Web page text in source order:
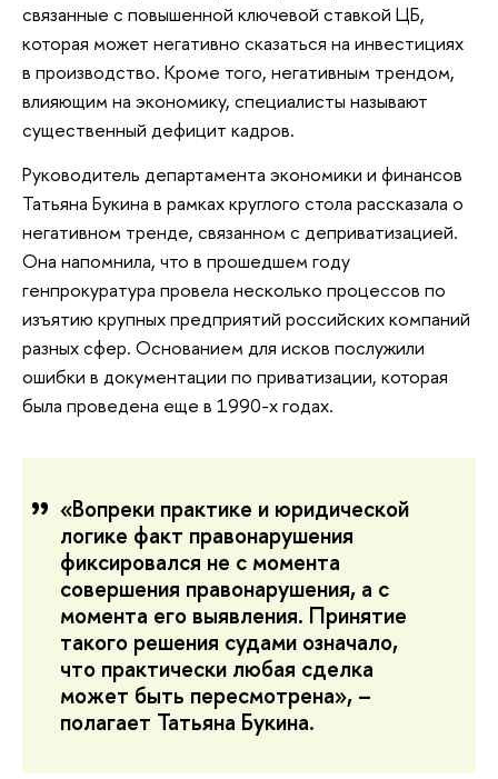
связанные с повышенной ключевой ставкой ЦБ,
которая может негативно сказаться на инвестициях
в производство. Кроме того, негативным трендом,
влияющим на экономику, специалисты называют
существенный дефицит кадров.
Руководитель департамента экономики и финансов
Татьяна Букина в рамках круглого стола рассказала о
негативном тренде, связанном с деприватизацией.
Она напомнила, что в прошедшем году
генпрокуратура провела несколько процессов по
изъятию крупных предприятий российских компаний
разных сфер. Основанием для исков послужили
ошибки в документации по приватизации, которая
была проведена еще в 1990-х годах.
«Вопреки практике и юридической
логике факт правонарушения
фиксировался не с момента
совершения правонарушения, а с
момента его выявления. Принятие
такого решения судами означало,
что практически любая сделка
может быть пересмотрена», –
полагает Татьяна Букина.